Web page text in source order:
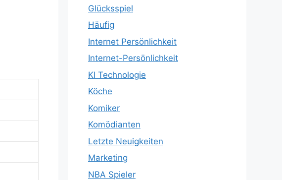
Glücksspiel
Häufig
Internet Persönlichkeit
Internet-Persönlichkeit
KI Technologie
Köche
Komiker
Komödianten
Letzte Neuigkeiten
Marketing
NBA Spieler